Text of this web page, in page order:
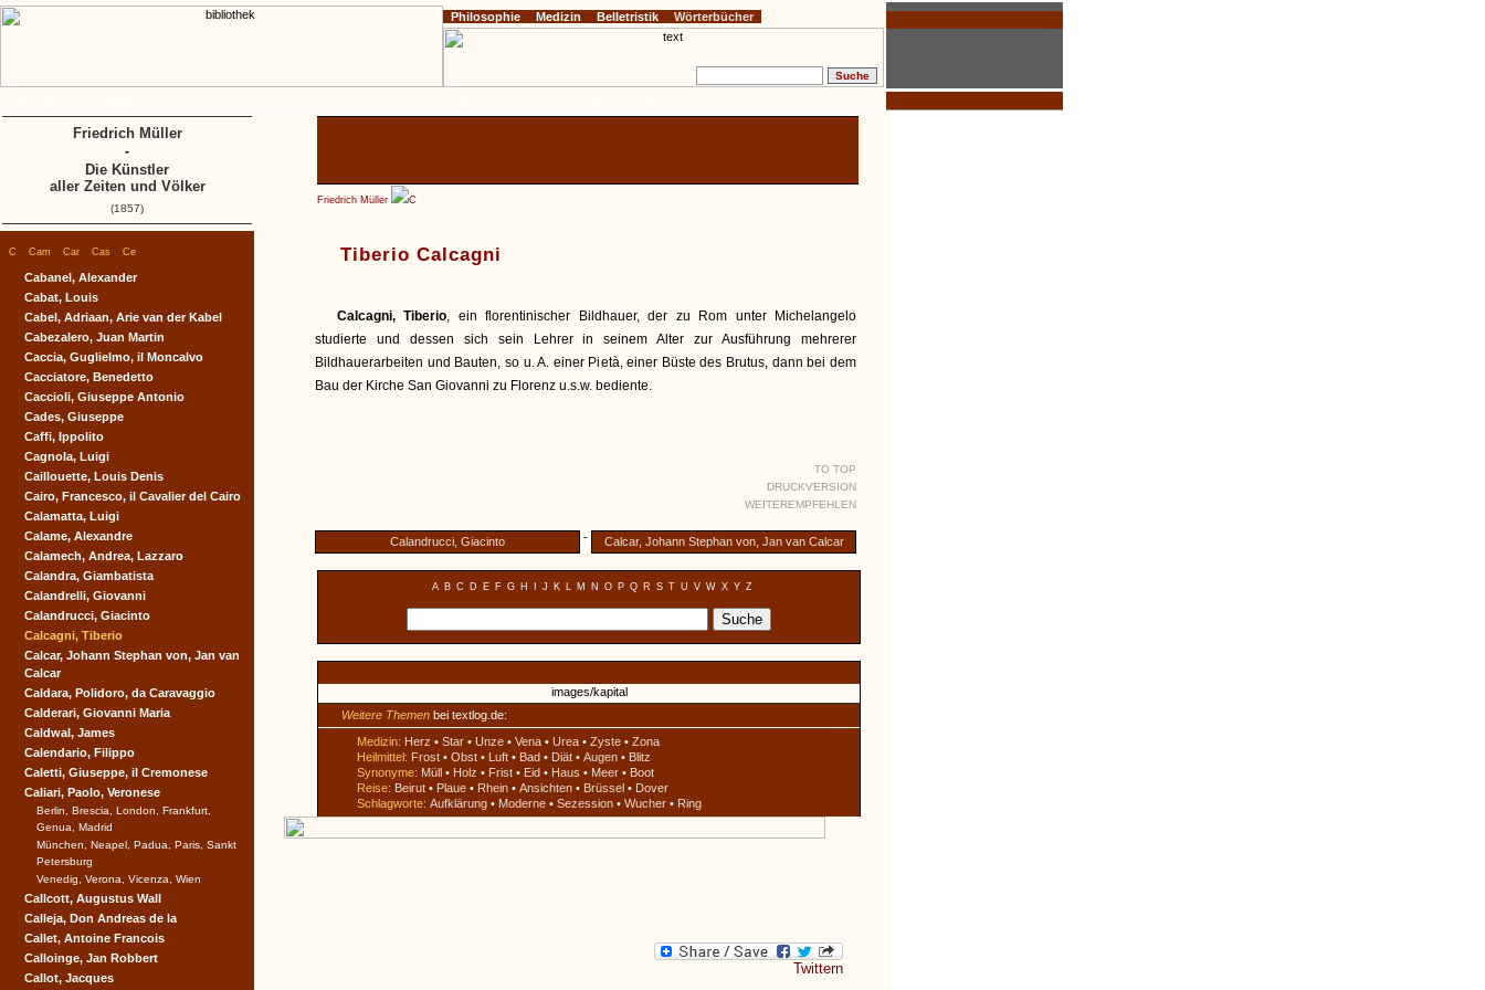
Friedrich Müller C
Tiberio Calcagni
Calcagni, Tiberio, ein florentinischer Bildhauer, der zu Rom unter Michelangelo
studierte und dessen sich sein Lehrer in seinem Alter zur Ausführung mehrerer
Bildhauerarbeiten und Bauten, so u. A. einer Pietà, einer Büste des Brutus, dann bei dem
Bau der Kirche San Giovanni zu Florenz u.s.w. bediente.
TO TOP
DRUCKVERSION
WEITEREMPFEHLEN
Calandrucci, Giacinto - Calcar, Johann Stephan von, Jan van Calcar
A B C D E F G H J K L M N O P Q R S T U V W X Y Z
Weitere Themen bei textlog.de:
Medizin: Herz • Star • Unze • Vena • Urea • Zyste • Zona
Heilmittel: Frost • Obst • Luft • Bad • Diät • Augen • Blitz
Synonyme: Müll • Holz • Frist • Eid • Haus • Meer • Boot
Reise: Beirut • Plaue • Rhein • Ansichten • Brüssel • Dover
Schlagworte: Aufklärung • Moderne • Sezession • Wucher • Ring
Twittern
C Cam Car Cas Ce
Cabanel, Alexander
Cabat, Louis
Cabel, Adriaan, Arie van der Kabel
Cabezalero, Juan Martin
Caccia, Guglielmo, il Moncalvo
Cacciatore, Benedetto
Caccioli, Giuseppe Antonio
Cades, Giuseppe
Caffi, Ippolito
Cagnola, Luigi
Caillouette, Louis Denis
Cairo, Francesco, il Cavalier del Cairo
Calamatta, Luigi
Calame, Alexandre
Calamech, Andrea, Lazzaro
Calandra, Giambatista
Calandrelli, Giovanni
Calandrucci, Giacinto
Calcagni, Tiberio
Calcar, Johann Stephan von, Jan van
Calcar
Caldara, Polidoro, da Caravaggio
Calderari, Giovanni Maria
Caldwal, James
Calendario, Filippo
Caletti, Giuseppe, il Cremonese
Caliari, Paolo, Veronese
Berlin, Brescia, London, Frankfurt,
Genua, Madrid
München, Neapel, Padua, Paris, Sankt
Petersburg
Venedig, Verona, Vicenza, Wien
Callcott, Augustus Wall
Calleja, Don Andreas de la
Callet, Antoine Francois
Calloinge, Jan Robbert
Callot, Jacques
Philosophie Medizin Belletristik Wörterbücher
Friedrich Müller
-
Die Künstler
aller Zeiten und Völker
(1857)